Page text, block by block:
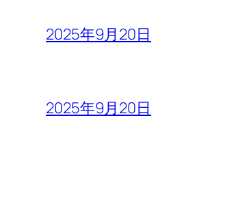
2025年9月20日
2025年9月20日